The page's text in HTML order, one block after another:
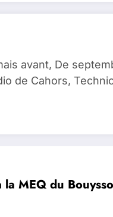
avant, De
de Cahors,
la MEQ du